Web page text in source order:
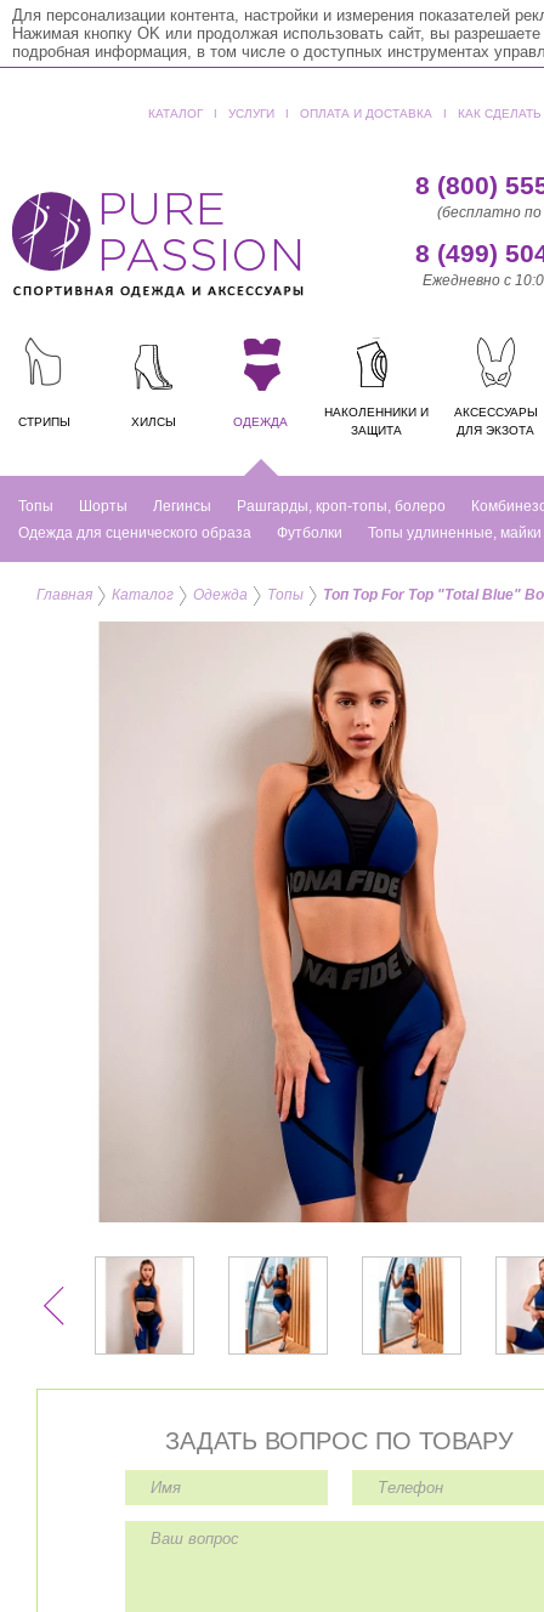
Для персонализации контента, настройки и измерения показателей
Нажимая кнопку OK или продолжая использовать сайт, вы
подробная информация, в том числе о доступных инструментах
КАТАЛОГ ǀ УСЛУГИ ǀ ОПЛАТА И ДОСТАВКА ǀ КАК СДЕЛАТЬ
8 (800)
(бесплатно по
8 (499)
Ежедневно с
СТРИПЫ ХИЛСЫ ОДЕЖДА
НАКОЛЕННИКИ И
ЗАЩИТА
АКСЕССУАРЫ
ДЛЯ ЭКЗОТА
Топы Шорты Легинсы Рашгарды, кроп-топы, болеро
Одежда для сценического образа
Футболки Топы удлиненные, майки
Главная Каталог Одежда Топы Топ Top For Top "Total Blue"
ЗАДАТЬ ВОПРОС ПО ТОВАРУ